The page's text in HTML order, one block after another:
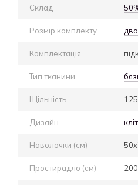
Склад
Розмір комплекту
Комплектація
Тип тканини
Щільність
Дизайн
Наволочки (см)
Простирадло (см)